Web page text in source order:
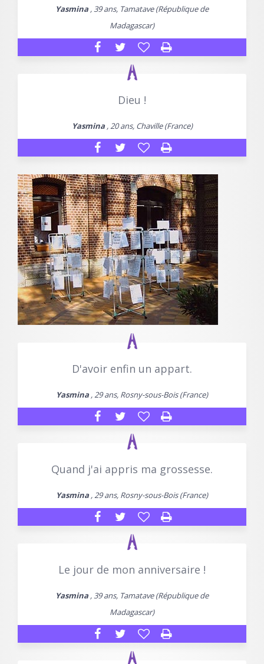
Yasmina , 39 ans, Tamatave (République de
Madagascar)
Dieu !
Yasmina, 20 ans, Chaville (France)
D'avoir enfin un appart.
Yasmina , 29 ans, Rosny-sous-Bois (France)
Quand j'ai appris ma grossesse.
Yasmina , 29 ans, Rosny-sous-Bois (France)
Le jour de mon anniversaire !
Yasmina , 39 ans, Tamatave (République de
Madagascar)